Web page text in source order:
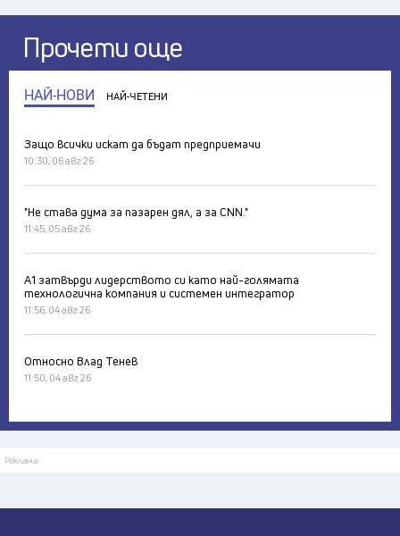
Прочети още
НАЙ-НОВИ НАЙ-ЧЕТЕНИ
Защо всички искат да бъдат предприемачи
10:30, 06 авг 26
"Не става дума за пазарен дял, а за CNN."
11:45, 05 авг 26
А1 затвърди лидерството си като най-голямата
технологична компания и системен интегратор
11:56, 04 авг 26
Относно Влад Тенев
11:50, 04 авг 26
Реклама